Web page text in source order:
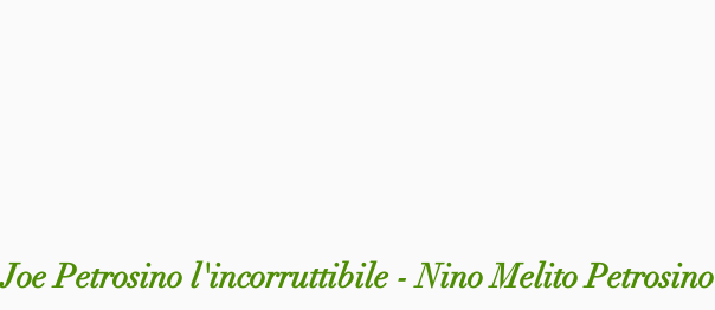
Joe Petrosino l'incorruttibile - Nino Melito Petrosino